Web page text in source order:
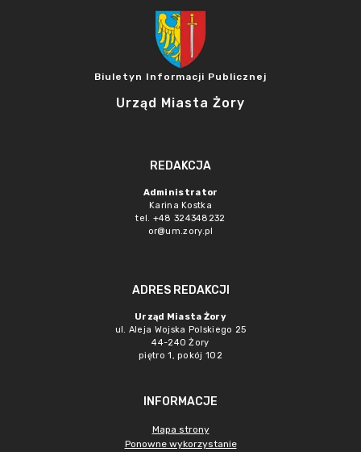
Biuletyn Informacji Publicznej
Urząd Miasta Żory
REDAKCJA
Administrator
Karina Kostka
tel. +48 324348232
or@um.zory.pl
ADRES REDAKCJI
Urząd Miasta Żory
ul. Aleja Wojska Polskiego 25
44-240 Żory
piętro 1, pokój 102
INFORMACJE
Mapa strony
Ponowne wykorzystanie